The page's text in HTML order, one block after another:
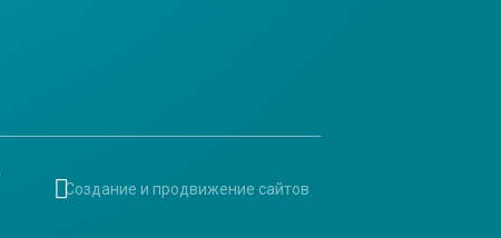
Создание и продвижение сайтов